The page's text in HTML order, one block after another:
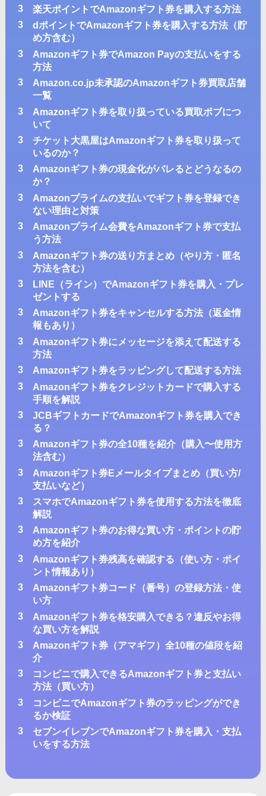
3
楽天ポイントでAmazonギフト券を購入する方法
3
dポイントでAmazonギフト券を購入する方法（貯
め方含む）
3
Amazonギフト券でAmazon Payの支払いをする
方法
3
Amazon.co.jp未承認のAmazonギフト券買取店舗
一覧
3
Amazonギフト券を取り扱っている買取ボブにつ
いて
3
チケット大黒屋はAmazonギフト券を取り扱って
いるのか？
3
Amazonギフト券の現金化がバレるとどうなるの
か？
3
Amazonプライムの支払いでギフト券を登録でき
ない理由と対策
3
Amazonプライム会費をAmazonギフト券で支払
う方法
3
Amazonギフト券の送り方まとめ（やり方・匿名
方法を含む）
3
LINE（ライン）でAmazonギフト券を購入・プレ
ゼントする
3
Amazonギフト券をキャンセルする方法（返金情
報もあり）
3
Amazonギフト券にメッセージを添えて配送する
方法
3
Amazonギフト券をラッピングして配送する方法
3
Amazonギフト券をクレジットカードで購入する
手順を解説
3
JCBギフトカードでAmazonギフト券を購入でき
る？
3
Amazonギフト券の全10種を紹介（購入〜使用方
法含む）
3
Amazonギフト券Eメールタイプまとめ（買い方/
支払いなど）
3
スマホでAmazonギフト券を使用する方法を徹底
解説
3
Amazonギフト券のお得な買い方・ポイントの貯
め方を紹介
3
Amazonギフト券残高を確認する（使い方・ポイ
ント情報あり）
3
Amazonギフト券コード（番号）の登録方法・使
い方
3
Amazonギフト券を格安購入できる？違反やお得
な買い方を解説
3
Amazonギフト券（アマギフ）全10種の値段を紹
介
3
コンビニで購入できるAmazonギフト券と支払い
方法（買い方）
3
コンビニでAmazonギフト券のラッピングができ
るか検証
3
セブンイレブンでAmazonギフト券を購入・支払
いをする方法